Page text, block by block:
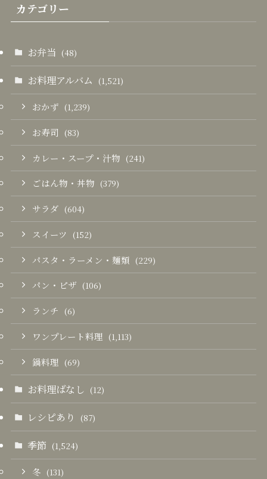
カテゴリー
お弁当 (48)
お料理アルバム (1,521)
おかず (1,239)
お寿司 (83)
カレー・スープ・汁物 (241)
ごはん物・丼物 (379)
サラダ (604)
スイーツ (152)
パスタ・ラーメン・麺類 (229)
パン・ピザ (106)
ランチ (6)
ワンプレート料理 (1,113)
鍋料理 (69)
お料理ばなし (12)
レシピあり (87)
季節 (1,524)
冬 (131)